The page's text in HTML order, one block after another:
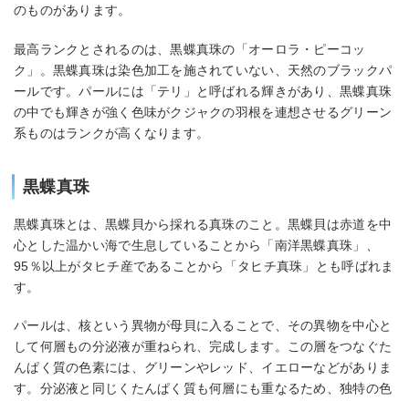
のものがあります。
最高ランクとされるのは、黒蝶真珠の「オーロラ・ピーコッ
ク」。黒蝶真珠は染色加工を施されていない、天然のブラックパ
ールです。パールには「テリ」と呼ばれる輝きがあり、黒蝶真珠
の中でも輝きが強く色味がクジャクの羽根を連想させるグリーン
系ものはランクが高くなります。
黒蝶真珠
黒蝶真珠とは、黒蝶貝から採れる真珠のこと。黒蝶貝は赤道を中
心とした温かい海で生息していることから「南洋黒蝶真珠」、
95％以上がタヒチ産であることから「タヒチ真珠」とも呼ばれま
す。
パールは、核という異物が母貝に入ることで、その異物を中心と
して何層もの分泌液が重ねられ、完成します。この層をつなぐた
んぱく質の色素には、グリーンやレッド、イエローなどがありま
す。分泌液と同じくたんぱく質も何層にも重なるため、独特の色